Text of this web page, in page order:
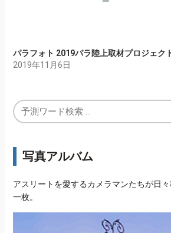
パラフォト 2019パラ陸上取材プロジェク
2019年11月6日
写真アルバム
アスリートを愛するカメラマンたちが日
一枚。